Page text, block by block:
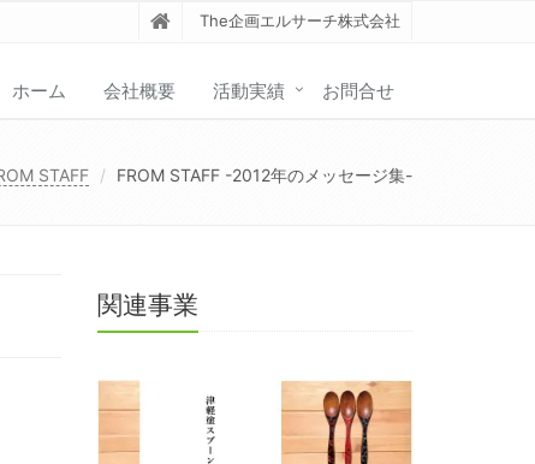
The企画エルサーチ株式会社
ホーム 会社概要 活動実績 お問合せ
STAFF FROM STAFF -2012年のメッセージ集-
関連事業